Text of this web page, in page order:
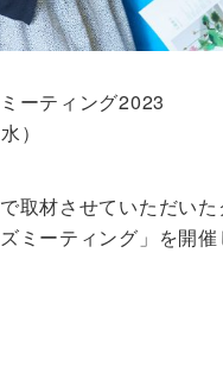
ーティング2023
）
取材させていただいた
ミーティング」を開催